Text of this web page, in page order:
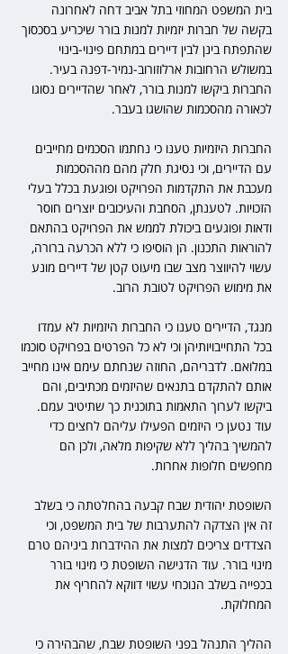
בית המשפט המחוזי בתל אביב דחה לאחרונה
בקשה של חברות יזמיות למנות בורר שיכריע בסכסוך
שהתפתח בינן לבין דיירים במתחם פינוי-בינוי
במשולש הרחובות ארלוזורוב-נמיר-דפנה בעיר.
החברות ביקשו למנות בורר, לאחר שהדיירים נסוגו
לכאורה מהסכמות שהושגו בעבר.
החברות היזמיות טענו כי נחתמו הסכמים מחייבים
עם הדיירים, וכי נסיגת חלק מהם מההסכמות
מעכבת את התקדמות הפרויקט ופוגעת בכלל בעלי
הזכויות. לטענתן, הסחבת והעיכובים יוצרים חוסר
ודאות ופוגעים ביכולת לממש את הפרויקט בהתאם
להוראות התכנון. הן הוסיפו כי ללא הכרעה ברורה,
עשוי להיווצר מצב שבו מיעוט קטן של דיירים מונע
את מימוש הפרויקט לטובת הרוב.
מנגד, הדיירים טענו כי החברות היזמיות לא עמדו
בכל התחייבויותיהן וכי לא כל הפרטים בפרויקט סוכמו
במלואם. לדבריהם, החוזה שנחתם עימם אינו מחייב
אותם להתקדם בתנאים שהיזמים מכתיבים, והם
ביקשו לערוך התאמות בתוכנית כך שתיטיב עמם.
עוד נטען כי היזמים הפעילו עליהם לחצים כדי
להמשיך בהליך ללא שקיפות מלאה, ולכן הם
מחפשים חלופות אחרות.
השופטת יהודית שבח קבעה בהחלטתה כי בשלב
זה אין הצדקה להתערבות של בית המשפט, וכי
הצדדים צריכים למצות את ההידברות ביניהם טרם
מינוי בורר. עוד הדגישה השופטת כי מינוי בורר
בכפייה בשלב הנוכחי עשוי דווקא להחריף את
המחלוקת.
ההליך התנהל בפני השופטת שבח, שהבהירה כי